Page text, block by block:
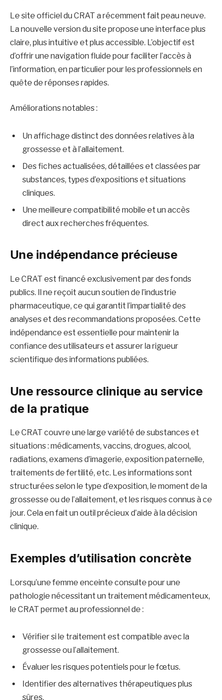
Le site officiel du CRAT a récemment fait peau neuve.
La nouvelle version du site propose une interface plus
claire, plus intuitive et plus accessible. L’objectif est
d’offrir une navigation fluide pour faciliter l’accès à
l’information, en particulier pour les professionnels en
quête de réponses rapides.
Améliorations notables :
Un affichage distinct des données relatives à la
grossesse et à l’allaitement.
Des fiches actualisées, détaillées et classées par
substances, types d’expositions et situations
cliniques.
Une meilleure compatibilité mobile et un accès
direct aux recherches fréquentes.
Une indépendance précieuse
Le CRAT est financé exclusivement par des fonds
publics. Il ne reçoit aucun soutien de l’industrie
pharmaceutique, ce qui garantit l’impartialité des
analyses et des recommandations proposées. Cette
indépendance est essentielle pour maintenir la
confiance des utilisateurs et assurer la rigueur
scientifique des informations publiées.
Une ressource clinique au service
de la pratique
Le CRAT couvre une large variété de substances et
situations : médicaments, vaccins, drogues, alcool,
radiations, examens d’imagerie, exposition paternelle,
traitements de fertilité, etc. Les informations sont
structurées selon le type d’exposition, le moment de la
grossesse ou de l’allaitement, et les risques connus à ce
jour. Cela en fait un outil précieux d’aide à la décision
clinique.
Exemples d’utilisation concrète
Lorsqu’une femme enceinte consulte pour une
pathologie nécessitant un traitement médicamenteux,
le CRAT permet au professionnel de :
Vérifier si le traitement est compatible avec la
grossesse ou l’allaitement.
Évaluer les risques potentiels pour le fœtus.
Identifier des alternatives thérapeutiques plus
sûres.